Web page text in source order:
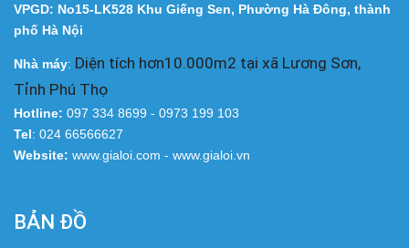
VPGD: No15-LK528 Khu Giếng Sen, Phường Hà Đông, thành
phố Hà Nội
Nhà máy: Diện tích hơn10.000m2 tại xã Lương Sơn,
Tỉnh Phú Thọ
Hotline: 097 334 8699 - 0973 199 103
Tel: 024 66566627
Website: www.gialoi.com - www.gialoi.vn
BẢN ĐỒ